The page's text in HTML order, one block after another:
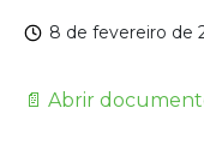
8 de fevereiro de
📄 Abrir